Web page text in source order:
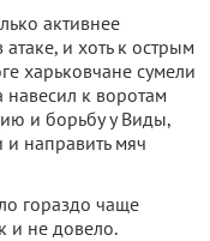
активнее
и хоть к острым
харьковчане сумели
навесил к воротам
и борьбу у Виды,
направить мяч
гораздо чаще
и не довело.